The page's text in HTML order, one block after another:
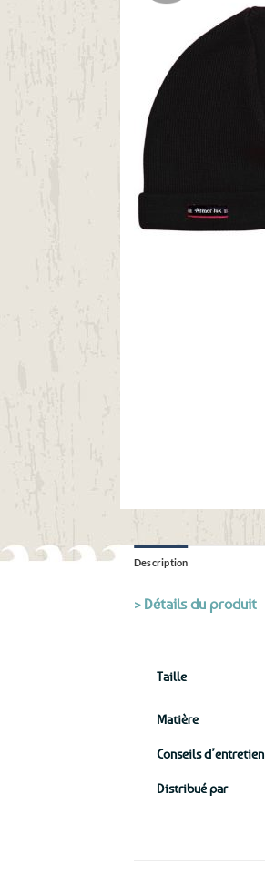
Description
> Détails du produit
Taille
Matière
Conseils d’entretien
Distribué par